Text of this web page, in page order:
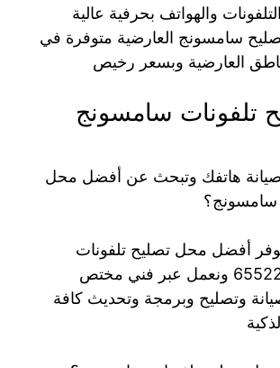
والهواتف بحرفية عالية
سامسونج العارضية متوفرة في
العارضية وبسعر رخيص
تلفونات سامسونج
هاتفك وتبحث عن أفضل محل
سامسونج؟
أفضل محل تصليح تلفونات
سامسونج 65522511 ونعمل عبر فني مختص
وتصليح وبرمجة وتحديث كافة